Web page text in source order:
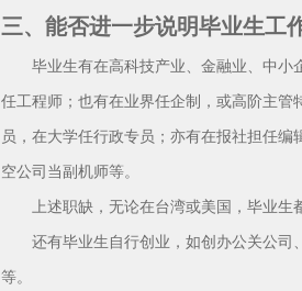
三、能否进一步说明毕业生工
毕业生有在高科技产业、金融业、中小
任工程师；也有在业界任企制，或高阶主
员，在大学任行政专员；亦有在报社担任
空公司当副机师等。
上述职缺，无论在台湾或美国，毕业生都
还有毕业生自行创业，如创办公关公司
等。